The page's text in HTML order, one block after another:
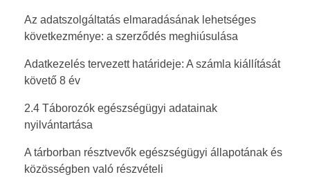
Az adatszolgáltatás elmaradásának lehetséges
következménye: a szerződés meghiúsulása
Adatkezelés tervezett határideje: A számla kiállítását
követő 8 év
2.4 Táborozók egészségügyi adatainak
nyilvántartása
A tárborban résztvevők egészségügyi állapotának és
közösségben való részvételi